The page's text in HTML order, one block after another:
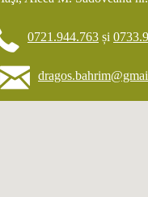
0721.944.763 și